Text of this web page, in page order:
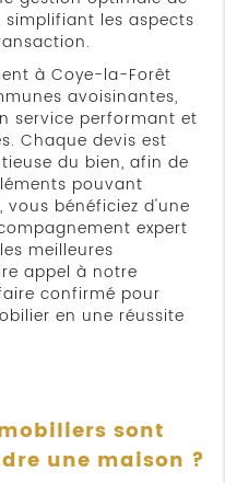
les aspects
à Coye-la-Forêt
avoisinantes,
service performant et
Chaque devis est
du bien, afin de
pouvant
bénéficiez d'une
expert
meilleures
appel à notre
confirmé pour
en une réussite
sont
une maison ?